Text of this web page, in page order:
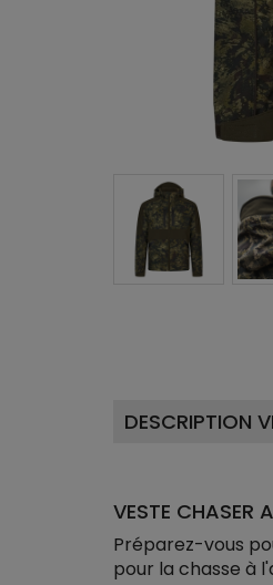
DESCRIPTION
VESTE CHASER
Préparez-vous
pour la chasse à